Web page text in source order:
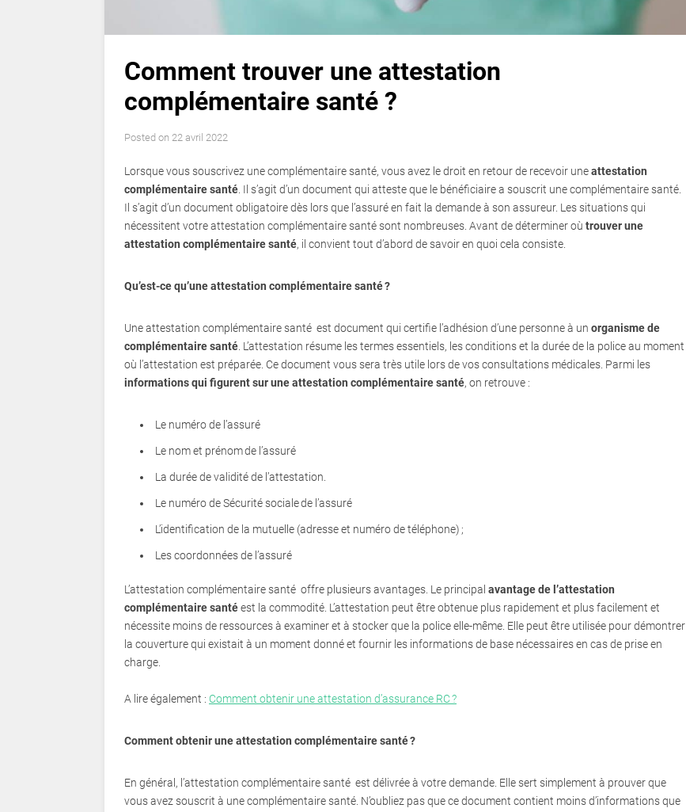
Comment trouver une attestation
complémentaire santé ?
Posted on 22 avril 2022
Lorsque vous souscrivez une complémentaire santé, vous avez le droit en retour de recevoir uneattestation
complémentaire santé. Il s’agit d’un document qui atteste que le bénéficiaire a souscrit une complémentaire santé.
Il s’agit d’un document obligatoire dès lors que l’assuré en fait la demande à son assureur. Les situations qui
nécessitent votre attestation complémentaire santé sont nombreuses. Avant de déterminer où trouver une
attestation complémentaire santé, il convient tout d’abord de savoir en quoi cela consiste.
Qu’est-ce qu’une attestation complémentaire santé ?
Une attestation complémentaire santé est document qui certifie l’adhésion d’une personne à un organisme de
complémentaire santé. L’attestation résume les termes essentiels, les conditions et la durée de la police au moment
où l’attestation est préparée. Ce document vous sera très utile lors de vos consultations médicales. Parmi les
informations qui figurent sur une attestation complémentaire santé, on retrouve :
Le numéro de l’assuré
Le nom et prénom de l’assuré
La durée de validité de l’attestation.
Le numéro de Sécurité sociale de l’assuré
L’identification de la mutuelle (adresse et numéro de téléphone) ;
Les coordonnées de l’assuré
L’attestation complémentaire santé offre plusieurs avantages. Le principal avantage de l’attestation
complémentaire santéest la commodité. L’attestation peut être obtenue plus rapidement et plus facilement et
nécessite moins de ressources à examiner et à stocker que la police elle-même. Elle peut être utilisée pour démontrer
la couverture qui existait à un moment donné et fournir les informations de base nécessaires en cas de prise en
charge.
A lire également : Comment obtenir une attestation d’assurance RC ?
Comment obtenir une attestation complémentaire santé ?
En général, l’attestation complémentaire santé est délivrée à votre demande. Elle sert simplement à prouver que
vous avez souscrit à une complémentaire santé. N’oubliez pas que ce document contient moins d’informations que